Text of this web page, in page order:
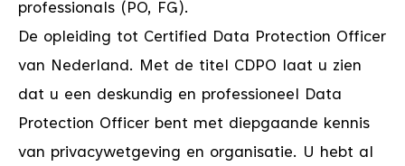
professionals (PO, FG).
De opleiding tot Certified Data Protection Officer
van Nederland. Met de titel CDPO laat u zien
dat u een deskundig en professioneel Data
Protection Officer bent met diepgaande kennis
van privacywetgeving en organisatie. U hebt al